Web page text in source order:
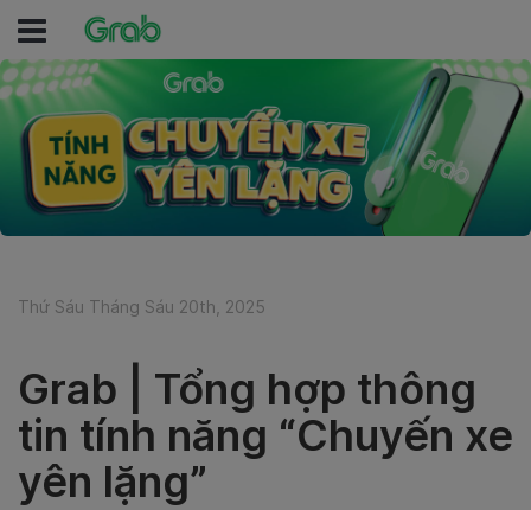
Thứ Sáu Tháng Sáu 20th, 2025
Grab | Tổng hợp thông
tin tính năng “Chuyến xe
yên lặng”